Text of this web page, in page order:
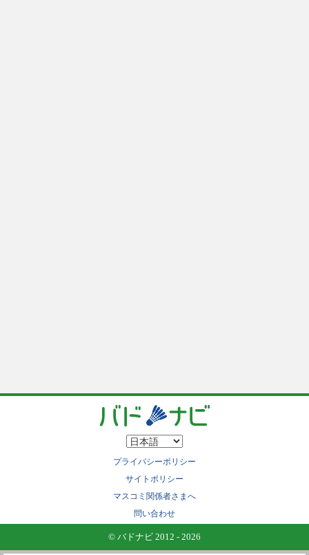
プライバシーポリシー
サイトポリシー
マスコミ関係者さまへ
問い合わせ
© バドナビ 2012 - 2026